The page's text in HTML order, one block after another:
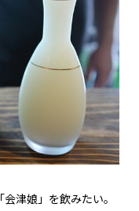
津娘」を飲みたい。